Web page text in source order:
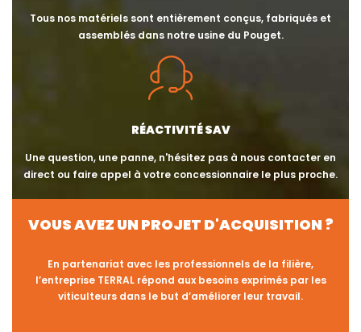
Tous nos matériels sont entièrement conçus, fabriqués et
assemblés dans notre usine du Pouget.
RÉACTIVITÉ SAV
Une question, une panne, n'hésitez pas à nous contacter en
direct ou faire appel à votre concessionnaire le plus proche.
VOUS AVEZ UN PROJET D'ACQUISITION ?
En partenariat avec les professionnels de la filière,
l’entreprise TERRAL répond aux besoins exprimés par les
viticulteurs dans le but d’améliorer leur travail.